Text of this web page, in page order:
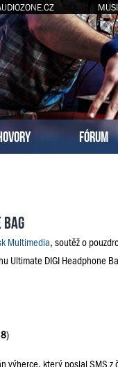
FÓRUM
Bag
Multimedia, soutěž o
Ultimate DIGI Headphone
8)
výherce, který poslal SMS z